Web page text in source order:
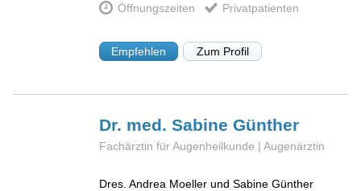
Öffnungszeiten Privatpatienten
Empfehlen Zum Profil
Dr. med. SabineGünther
Fachärztin für Augenheilkunde | Augenärztin
Dres. Andrea Moeller und Sabine Günther